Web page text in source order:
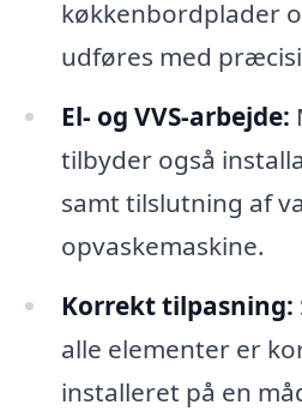
køkkenbordplader
udføres med
El- og VVS-arbejde:
tilbyder også
samt tilslutning af
opvaskemaskine.
Korrekt tilpasning:
alle elementer er
installeret på en